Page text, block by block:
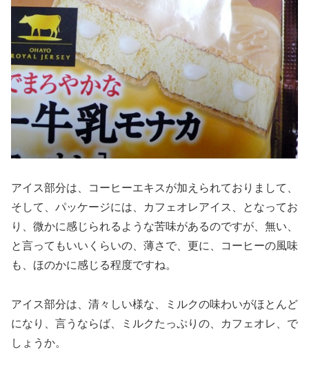
アイス部分は、コーヒーエキスが加えられておりまして、
そして、パッケージには、カフェオレアイス、となってお
り、微かに感じられるような苦味があるのですが、無い、
と言ってもいいくらいの、薄さで、更に、コーヒーの風味
も、ほのかに感じる程度ですね。
アイス部分は、清々しい様な、ミルクの味わいがほとんど
になり、言うならば、ミルクたっぷりの、カフェオレ、で
しょうか。